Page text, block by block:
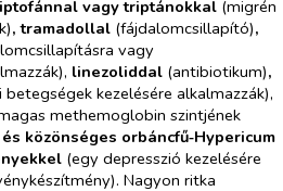
vagy triptánokkal (migrén
, tramadollal (fájdalomcsillapító),
vagy
linezoliddal (antibiotikum),
betegségek kezelésére alkalmazzák),
methemoglobin szintjének
és közönséges orbáncfű‑Hypericum
(egy depresszió kezelésére
Nagyon ritka